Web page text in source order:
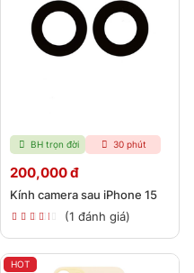
BH trọn đời 30 phút
200,000 đ
Kính camera sau iPhone 15
(1 đánh giá)
HOT